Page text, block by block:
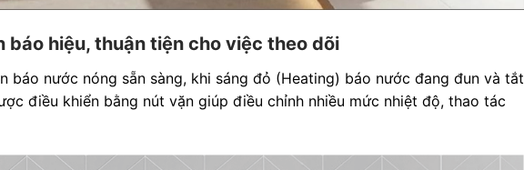
báo hiệu, thuận tiện cho việc theo dõi
báo nước nóng sẵn sàng, khi sáng đỏ (Heating) báo nước đang đun và tắt
điều khiển bằng nút vặn giúp điều chỉnh nhiều mức nhiệt độ, thao tác